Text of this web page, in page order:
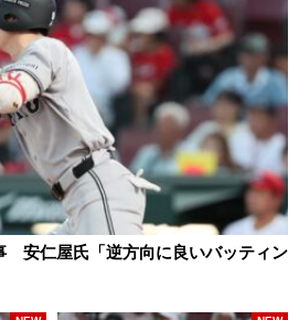
安仁屋氏「逆方向に良いバッティン